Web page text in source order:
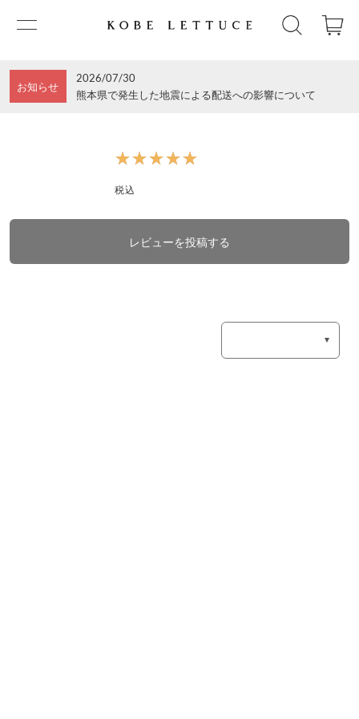
お知らせ
2026/07/30
熊本県で発生した地震による配送への影響について
★★★★★
★★★★★
税込
レビューを投稿する